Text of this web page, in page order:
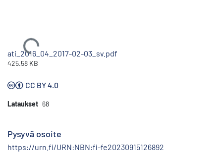
Ladataan...
ati_2016_04_2017-02-03_sv.pdf
425.58 KB
CC BY 4.0
Lataukset 68
Pysyvä osoite
https://urn.fi/URN:NBN:fi-fe20230915126892